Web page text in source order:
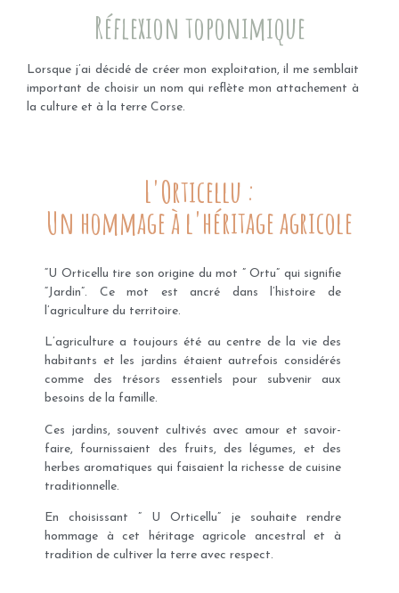
Réflexion toponimique
Lorsque j’ai décidé de créer mon exploitation, il me semblait
important de choisir un nom qui reflète mon attachement à
la culture et à la terre Corse.
L'Orticellu :
Un hommage à l'héritage agricole
“U Orticellu tire son origine du mot ” Ortu” qui signifie
“Jardin”. Ce mot est ancré dans l’histoire de
l’agriculture du territoire.
L’agriculture a toujours été au centre de la vie des
habitants et les jardins étaient autrefois considérés
comme des trésors essentiels pour subvenir aux
besoins de la famille.
Ces jardins, souvent cultivés avec amour et savoir-
faire, fournissaient des fruits, des légumes, et des
herbes aromatiques qui faisaient la richesse de cuisine
traditionnelle.
En choisissant ” U Orticellu” je souhaite rendre
hommage à cet héritage agricole ancestral et à
tradition de cultiver la terre avec respect.